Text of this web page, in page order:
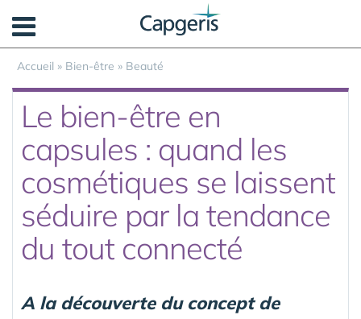
Accueil » Bien-être » Beauté
Le bien-être en
capsules : quand les
cosmétiques se laissent
séduire par la tendance
du tout connecté
A la découverte du concept de
Panneau de gestion des cookies